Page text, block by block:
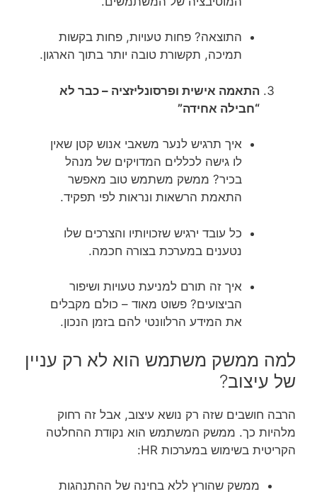
התוצאה? פחות טעויות, פחות בקשות
תמיכה, תקשורת טובה יותר בתוך הארגון.
התאמה אישית ופרסונליזציה – כבר לא
“חבילה אחידה”
איך תרגיש לנער משאבי אנוש קטן שאין
לו גישה לכללים המדויקים של מנהל
בכיר? ממשק משתמש טוב מאפשר
התאמת הרשאות ונראות לפי תפקיד.
כל עובד ירגיש שזכויותיו והצרכים שלו
נטענים במערכת בצורה חכמה.
איך זה תורם למניעת טעויות ושיפור
הביצועים? פשוט מאוד – כולם מקבלים
את המידע הרלוונטי להם בזמן הנכון.
למה ממשק משתמש הוא לא רק עניין
של עיצוב?
הרבה חושבים שזה רק נושא עיצוב, אבל זה רחוק
מלהיות כך. ממשק המשתמש הוא נקודת ההחלטה
הקריטית בשימוש במערכות HR:
ממשק שהורץ ללא בחינה של ההתנהגות